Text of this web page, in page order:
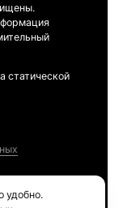
статической
удобно.